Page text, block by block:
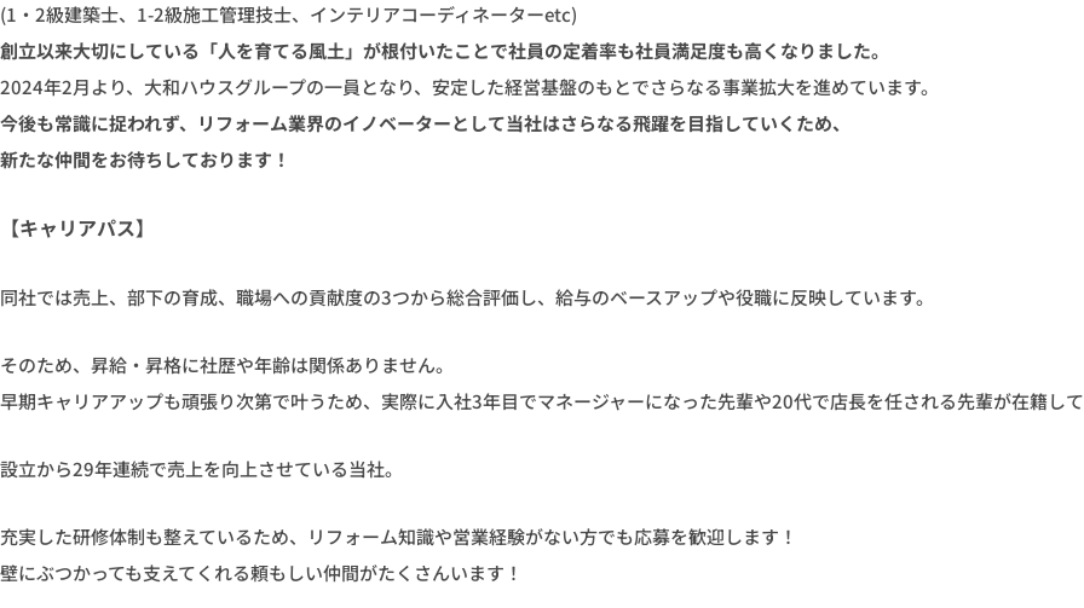
(1・2級建築士、1-2級施工管理技士、インテリアコーディネーターetc)
創立以来大切にしている「人を育てる風土」が根付いたことで社員の定着率も社員満足度も高くなりました。
2024年2月より、大和ハウスグループの一員となり、安定した経営基盤のもとでさらなる事業拡大を進めています。
今後も常識に捉われず、リフォーム業界のイノベーターとして当社はさらなる飛躍を目指していくため、
新たな仲間をお待ちしております！
【キャリアパス】
同社では売上、部下の育成、職場への貢献度の3つから総合評価し、給与のベースアップや役職に反映しています。
そのため、昇給・昇格に社歴や年齢は関係ありません。
早期キャリアアップも頑張り次第で叶うため、実際に入社3年目でマネージャーになった先輩や20代で店長を任される先輩が在籍し
設立から29年連続で売上を向上させている当社。
充実した研修体制も整えているため、リフォーム知識や営業経験がない方でも応募を歓迎します！
壁にぶつかっても支えてくれる頼もしい仲間がたくさんいます！